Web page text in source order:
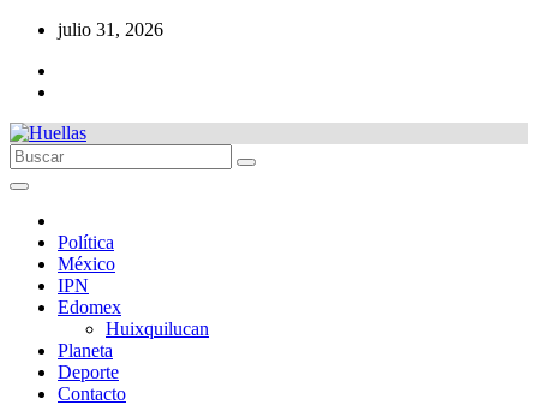
contenido
julio 31, 2026
Política
México
IPN
Edomex
Huixquilucan
Planeta
Deporte
Contacto